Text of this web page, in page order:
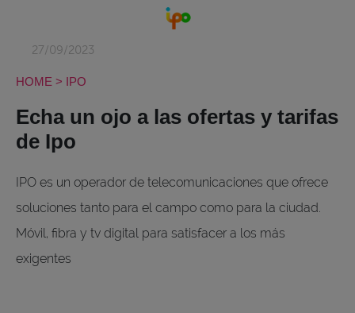
27/09/2023
HOME > IPO
Echa un ojo a las ofertas y tarifas
de Ipo
IPO es un operador de telecomunicaciones que ofrece
soluciones tanto para el campo como para la ciudad.
Móvil, fibra y tv digital para satisfacer a los más
exigentes